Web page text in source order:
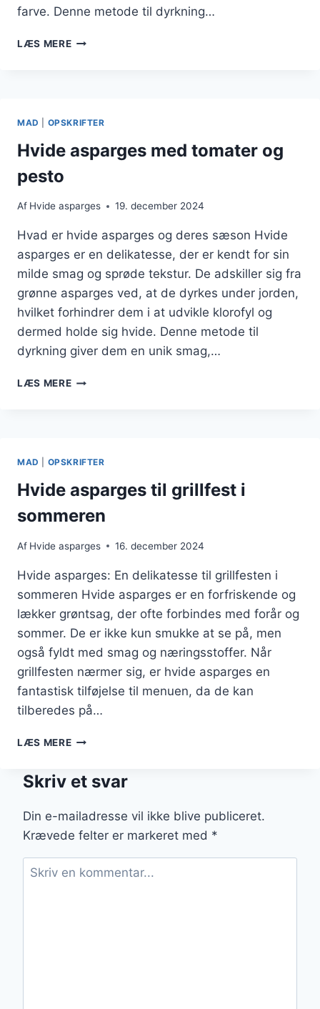
farve. Denne metode til dyrkning…
LÆS MEREHVEDEASPARAGUS
MAD OPSKRIFTER
Hvide asparges med tomater og
pesto
Af Hvide asparges 19. december 2024
Hvad er hvide asparges og deres sæson Hvide
asparges er en delikatesse, der er kendt for sin
milde smag og sprøde tekstur. De adskiller sig fra
grønne asparges ved, at de dyrkes under jorden,
hvilket forhindrer dem i at udvikle klorofyl og
dermed holde sig hvide. Denne metode til
dyrkning giver dem en unik smag,…
LÆS MEREHVIDE
MAD OPSKRIFTER
Hvide asparges til grillfest i
sommeren
Af Hvide asparges 16. december 2024
Hvide asparges: En delikatesse til grillfesten i
sommeren Hvide asparges er en forfriskende og
lækker grøntsag, der ofte forbindes med forår og
sommer. De er ikke kun smukke at se på, men
også fyldt med smag og næringsstoffer. Når
grillfesten nærmer sig, er hvide asparges en
fantastisk tilføjelse til menuen, da de kan
tilberedes på…
LÆS MEREHVIDE
GRILLFEST
SOMMEREN
Skriv et svar
Din e-mailadresse vil ikke blive publiceret.
Krævede felter er markeret med *